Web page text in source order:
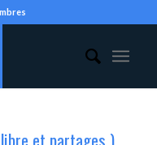
et partages )